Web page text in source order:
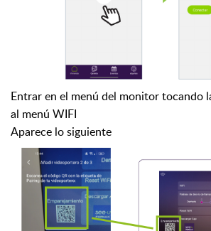
Entrar en el menú del monitor tocando
al menú WIFI
Aparece lo siguiente